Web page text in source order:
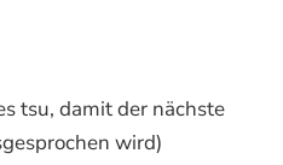
tsu, damit der nächste
wird)